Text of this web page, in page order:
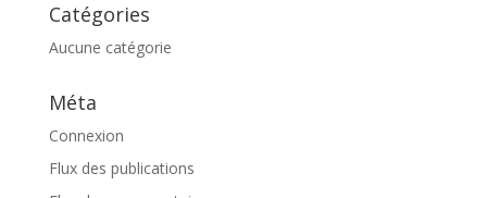
Catégories
Aucune catégorie
Méta
Connexion
Flux des publications